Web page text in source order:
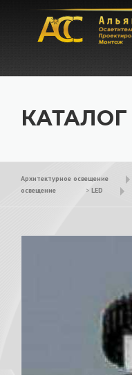
КАТАЛОГ
Архитектурное освещение
освещение
> LED